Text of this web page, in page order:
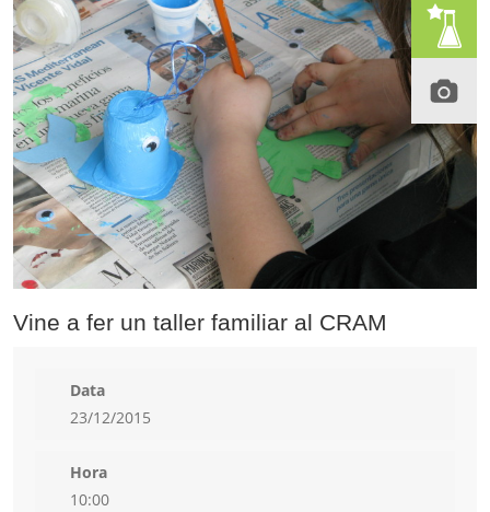
Vine a fer un taller familiar al CRAM
Data
23/12/2015
Hora
10:00